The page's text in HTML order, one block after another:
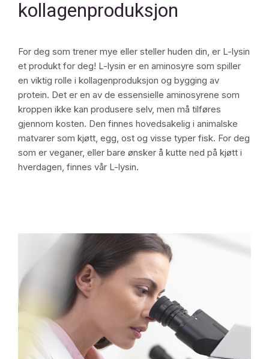
kollagenproduksjon
For deg som trener mye eller steller huden din, er L-lysin
et produkt for deg! L-lysin er en aminosyre som spiller
en viktig rolle i kollagenproduksjon og bygging av
protein. Det er en av de essensielle aminosyrene som
kroppen ikke kan produsere selv, men må tilføres
gjennom kosten. Den finnes hovedsakelig i animalske
matvarer som kjøtt, egg, ost og visse typer fisk. For deg
som er veganer, eller bare ønsker å kutte ned på kjøtt i
hverdagen, finnes vår L-lysin.